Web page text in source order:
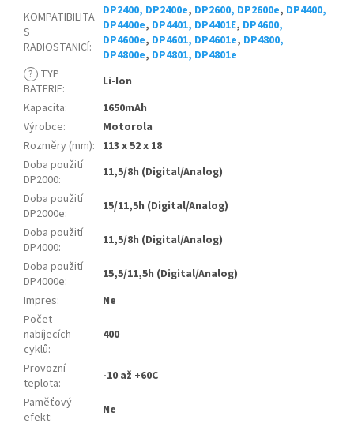
KOMPATIBILITA
S
RADIOSTANICÍ:
DP2400, DP2400e, DP2600, DP2600e, DP4400,
DP4400e, DP4401, DP4401E, DP4600,
DP4600e, DP4601, DP4601e, DP4800,
DP4800e, DP4801, DP4801e
? TYP
BATERIE:
Li-Ion
Kapacita:
1650mAh
Výrobce:
Motorola
Rozměry (mm): 113 x 52 x 18
Doba použití
DP2000:
11,5/8h (Digital/Analog)
Doba použití
DP2000e:
15/11,5h (Digital/Analog)
Doba použití
DP4000:
11,5/8h (Digital/Analog)
Doba použití
DP4000e:
15,5/11,5h (Digital/Analog)
Impres:
Ne
Počet
nabíjecích
cyklů:
400
Provozní
teplota:
-10 až +60C
Paměťový
efekt:
Ne